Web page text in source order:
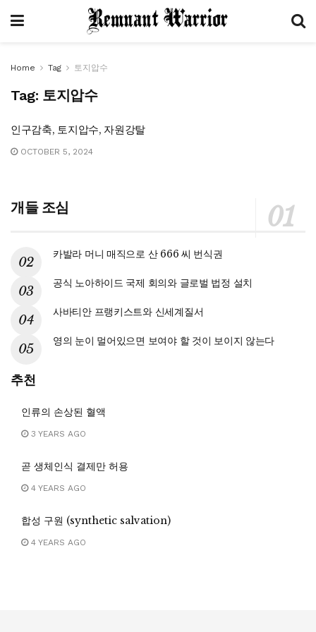
Home Tag 토지압수
Tag: 토지압수
인구감축, 토지압수, 자원강탈
OCTOBER 5, 2024
개들 조심
카발라 머니 매직으로 산 666 씨 번식권
공식 노아하이드 국제 회의와 글로벌 법정 설치
사바티안 프랭키스트와 신세계질서
영의 눈이 멀어있으면 보여야 할 것이 보이지 않는다
추천
인류의 손상된 혈액
3 YEARS AGO
곧 생체인식 결제만 허용
4 YEARS AGO
합성 구원 (synthetic salvation)
4 YEARS AGO